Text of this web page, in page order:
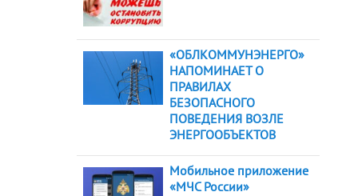
«ОБЛКОММУНЭНЕРГО»
НАПОМИНАЕТ О
ПРАВИЛАХ
БЕЗОПАСНОГО
ПОВЕДЕНИЯ ВОЗЛЕ
ЭНЕРГООБЪЕКТОВ
Мобильное приложение
«МЧС России»